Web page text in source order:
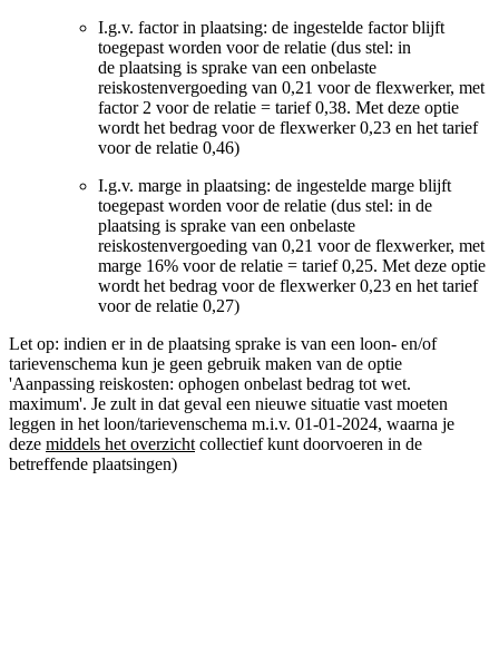
I.g.v. factor in plaatsing: de ingestelde factor blijft
toegepast worden voor de relatie (dus stel: in
de plaatsing is sprake van een onbelaste
reiskostenvergoeding van 0,21 voor de flexwerker, met
factor 2 voor de relatie = tarief 0,38. Met deze optie
wordt het bedrag voor de flexwerker 0,23 en het tarief
voor de relatie 0,46)
I.g.v. marge in plaatsing: de ingestelde marge blijft
toegepast worden voor de relatie (dus stel: in de
plaatsing is sprake van een onbelaste
reiskostenvergoeding van 0,21 voor de flexwerker, met
marge 16% voor de relatie = tarief 0,25. Met deze optie
wordt het bedrag voor de flexwerker 0,23 en het tarief
voor de relatie 0,27)
Let op: indien er in de plaatsing sprake is van een loon- en/of
tarievenschema kun je geen gebruik maken van de optie
'Aanpassing reiskosten: ophogen onbelast bedrag tot wet.
maximum'. Je zult in dat geval een nieuwe situatie vast moeten
leggen in het loon/tarievenschema m.i.v. 01-01-2024, waarna je
deze middels het overzicht collectief kunt doorvoeren in de
betreffende plaatsingen)